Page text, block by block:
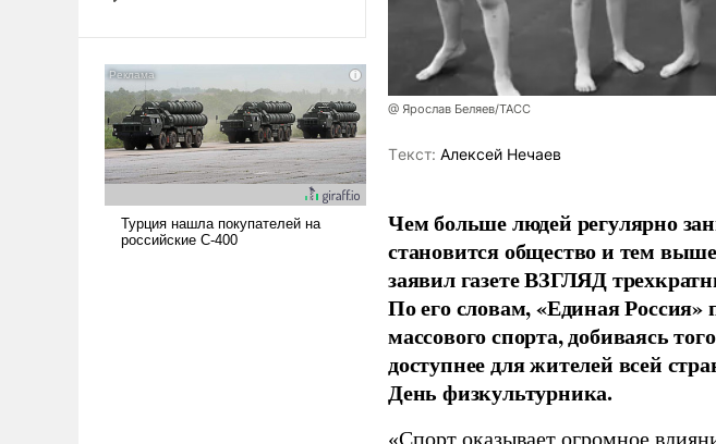
отменяя традиционное
ударами судьбы, брать на себя
ответственность, помогать
слабым, идти вперед и
адаптироваться.
@ Ярослав Беляев/ТАСС
Tекст: Алексей Нечаев
Чем больше людей регулярно
становится общество и тем
заявил газете ВЗГЛЯД
По его словам, «Единая Россия»
массового спорта, добиваясь
доступнее для жителей всей
День физкультурника.
«Спорт оказывает огромное